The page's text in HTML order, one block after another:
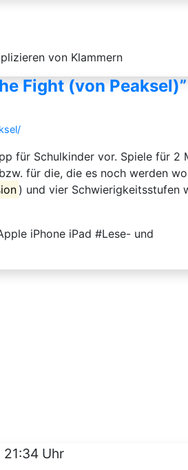
von Klammern
Fight (von Peaksel)”
für Schulkinder vor. Spiele für 2
für die, die es noch werden
) und vier Schwierigkeitsstufen
iPhone iPad #Lese- und
21:34 Uhr